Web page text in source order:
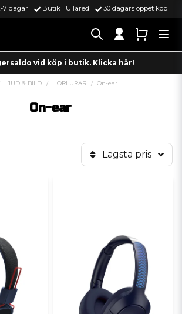
7 dagar Butik i Ullared 30 dagars öppet köp
vid köp i butik. Klicka här!
LJUD & BILD HÖRLURAR On-ear
On-ear
Lägsta pris